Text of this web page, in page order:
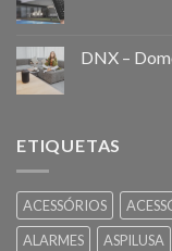
DNX –
ETIQUETAS
ACESSÓRIOS
ALARMES
ASPILUSA